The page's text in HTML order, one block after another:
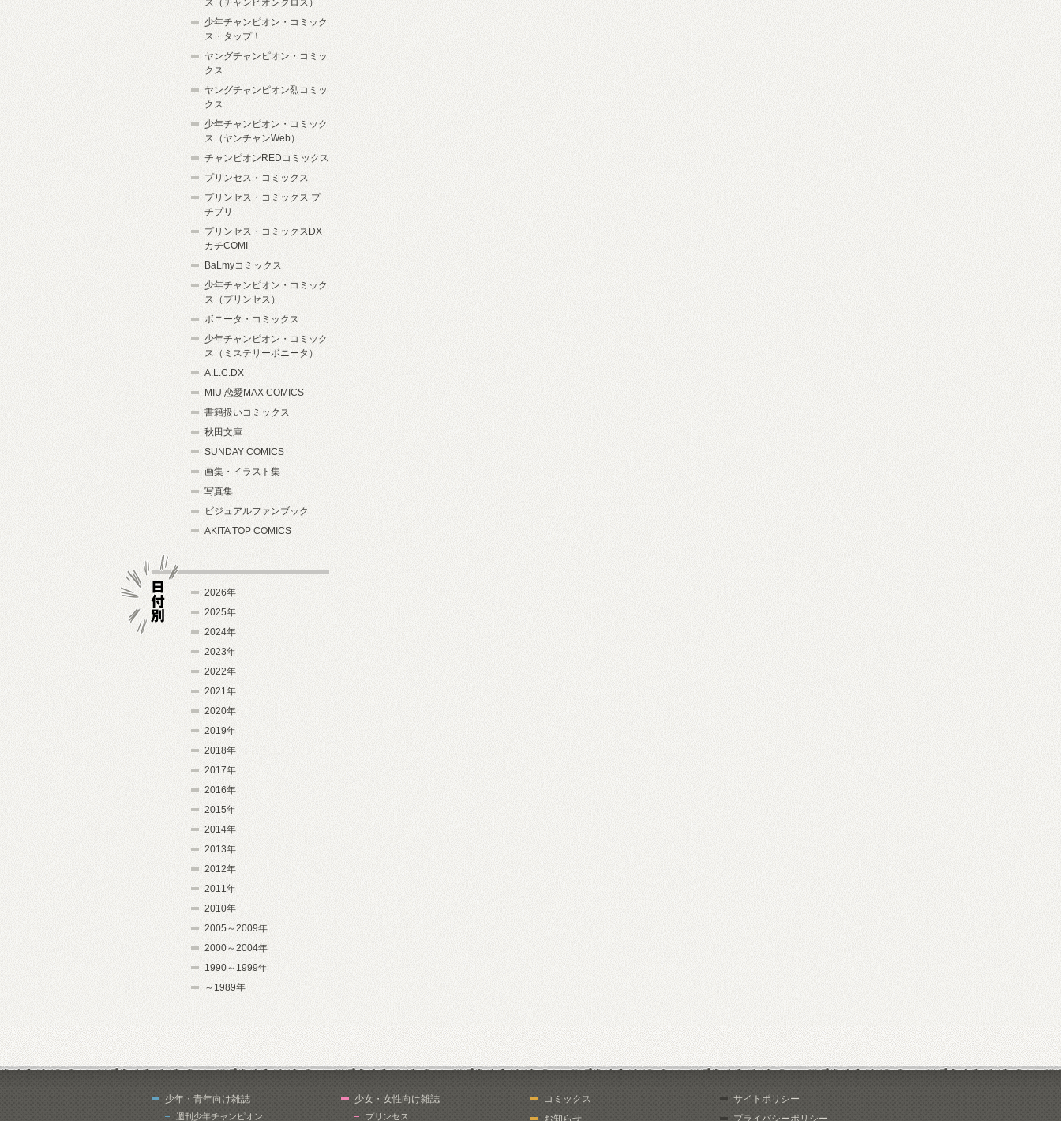
ス（チャンピオンクロス）
少年チャンピオン・コミック
ス・タップ！
ヤングチャンピオン・コミッ
クス
ヤングチャンピオン烈コミッ
クス
少年チャンピオン・コミック
ス（ヤンチャンWeb）
チャンピオンREDコミックス
プリンセス・コミックス
プリンセス・コミックス プ
チプリ
プリンセス・コミックスDX
カチCOMI
BaLmyコミックス
少年チャンピオン・コミック
ス（プリンセス）
ボニータ・コミックス
少年チャンピオン・コミック
ス（ミステリーボニータ）
A.L.C.DX
MIU 恋愛MAX COMICS
書籍扱いコミックス
秋田文庫
SUNDAY COMICS
画集・イラスト集
写真集
ビジュアルファンブック
AKITA TOP COMICS
2026年
2025年
2024年
2023年
2022年
2021年
2020年
2019年
2018年
2017年
2016年
2015年
2014年
2013年
2012年
2011年
2010年
2005～2009年
2000～2004年
1990～1999年
～1989年
少年・青年向け雑誌
週刊少年チャンピオン
少女・女性向け雑誌
プリンセス
コミックス
お知らせ
サイトポリシー
プライバシーポリシー